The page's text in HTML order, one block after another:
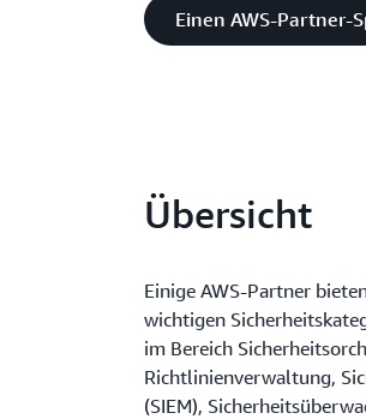
Einen AWS-Partner-
Übersicht
Einige AWS-Partner
wichtigen
im Bereich
Richtlinienverwaltung,
(SIEM),